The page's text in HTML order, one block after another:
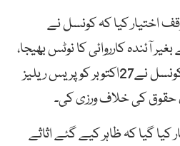
اختیار کیا کہ کونسل نے
آئندہ کارروائی کا نوٹس بھیجا،
درخواست میں کہا گیا کہ کونسل نے27اکتوبر کو پریس ریلیز
کی خلاف ورزی کی۔
گیا کہ ظاہر کیے گئے اثاثے